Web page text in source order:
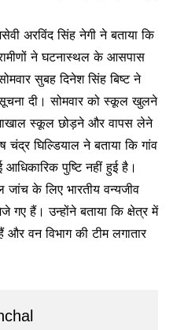
अरविंद सिंह नेगी ने बताया कि
ने घटनास्थल के आसपास
सुबह दिनेश सिंह बिष्ट ने
दी। सोमवार को स्कूल खुलने
स्कूल छोड़ने और वापस लेने
घिल्डियाल ने बताया कि गांव
आधिकारिक पुष्टि नहीं हुई है।
के लिए भारतीय वन्यजीव
गए हैं। उन्होंने बताया कि क्षेत्र में
और वन विभाग की टीम लगातार